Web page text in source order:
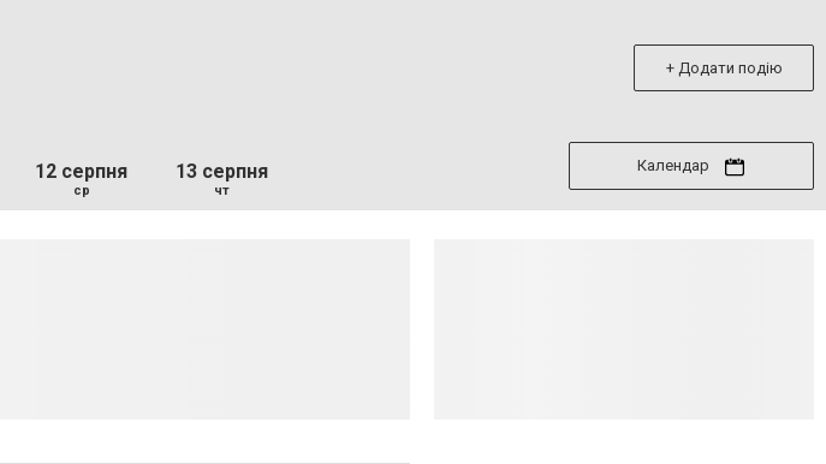
+ Додати подію
12 серпня
ср
13 серпня
чт
Календар